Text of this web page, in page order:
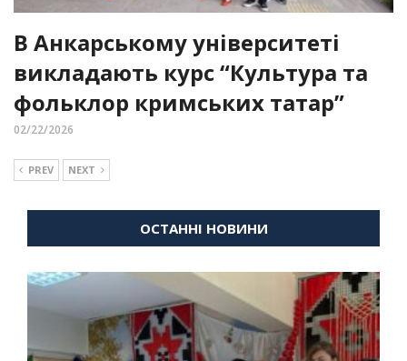
В Анкарському університеті
викладають курс “Культура та
фольклор кримських татар”
02/22/2026
PREV NEXT
ОСТАННІ НОВИНИ
ВІЙНА ДІАСПОРА КУЛЬТУРНІ ТОВАРИСТВА
ПОДІЇ СПІЛКИ
ДІАСПОРА КУЛЬТУРНІ ТОВАРИСТВА
НОВИНИ
ДІАСПОРИ
ПОДІЇ СПІЛКИ ПОЛІТИКА
УКРАЇНЦІ В
ВІЙНА ДІАСПОРА КУЛЬТУРНІ ТОВАРИСТВА
НОВИНИ